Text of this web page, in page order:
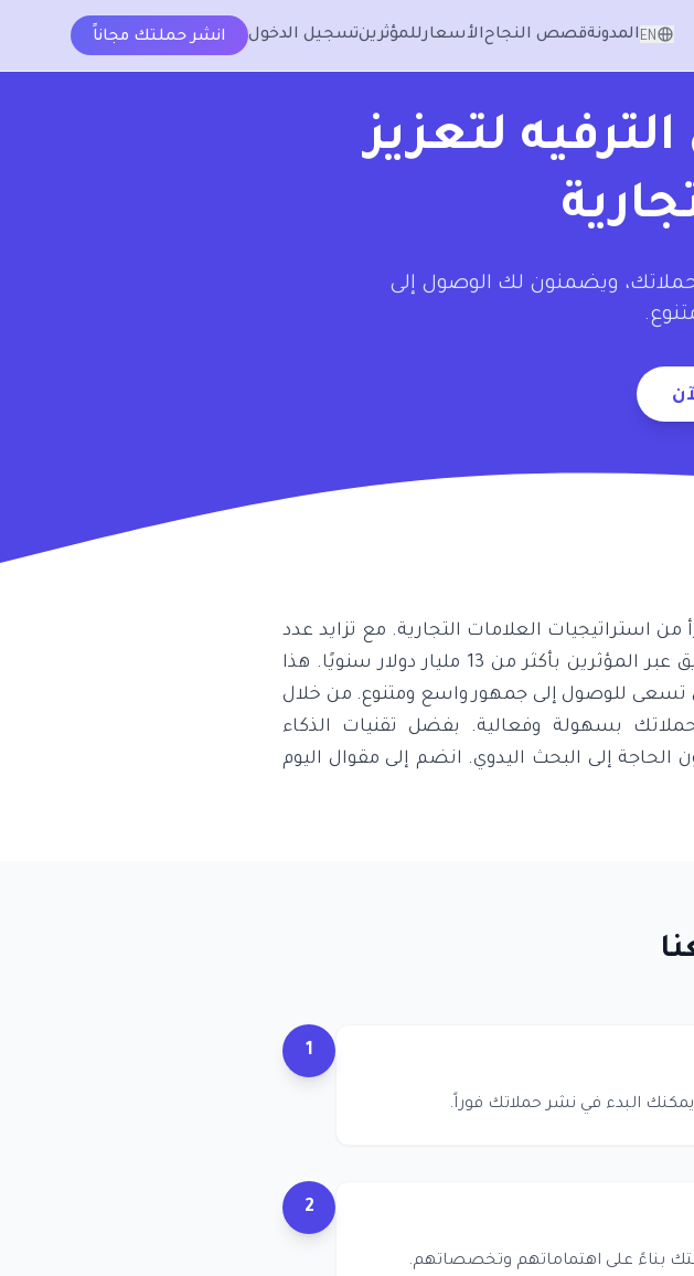
EN المدونةقصص النجاحالأسعارللمؤثرينتسجيل الدخول انشر حملتك مجاناً
لتعزيز
ويضمنون لك الوصول إلى
من استراتيجيات العلامات التجارية. مع تزايد عدد
مستخدمي وسائل التواصل الاجتماعي، يُقدر حجم سوق التسويق عبر المؤثرين بأكثر من 13 مليار دولار سنويًا. هذا
تسعى للوصول إلى جمهور واسع ومتنوع. من خلال
بسهولة وفعالية. بفضل تقنيات الذكاء
الحاجة إلى البحث اليدوي. انضم إلى مقوال اليوم
1
البدء في نشر حملاتك فوراً.
2
بناءً على اهتماماتهم وتخصصاتهم.